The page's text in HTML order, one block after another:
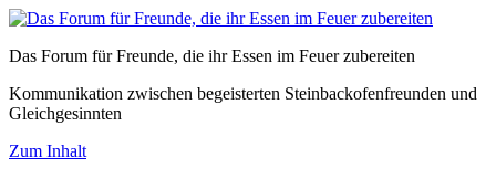
Das Forum für Freunde, die ihr Essen im Feuer zubereiten
Kommunikation zwischen begeisterten Steinbackofenfreunden und
Gleichgesinnten
Zum Inhalt